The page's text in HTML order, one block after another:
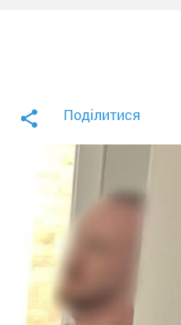
Поділитися